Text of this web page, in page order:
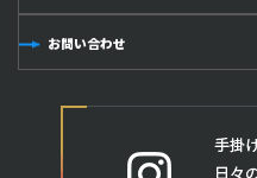
お問い合わせ